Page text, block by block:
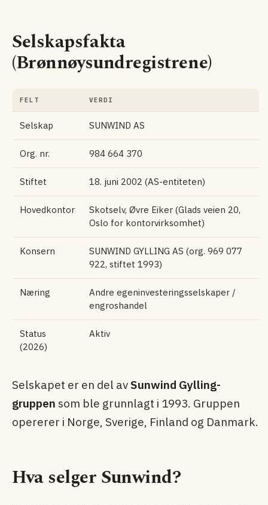
Selskapsfakta
(Brønnøysundregistrene)
FELT VERDI
Selskap SUNWIND AS
Org. nr. 984 664 370
Stiftet 18. juni 2002 (AS-entiteten)
Hovedkontor
Skotselv, Øvre Eiker (Glads veien 20,
Oslo for kontorvirksomhet)
Konsern
SUNWIND GYLLING AS (org. 969 077
922, stiftet 1993)
Næring
Andre egeninvesteringsselskaper /
engroshandel
Status
(2026)
Aktiv
Selskapet er en del av Sunwind Gylling-
gruppen som ble grunnlagt i 1993. Gruppen
opererer i Norge, Sverige, Finland og Danmark.
Hva selger Sunwind?